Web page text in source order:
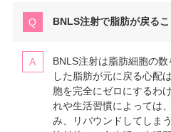
BNLS注射で脂肪が戻る
BNLS注射は脂肪細胞の
した脂肪が元に戻る心配
胞を完全にゼロにするわ
れや生活習慣によっては
み、リバウンドしてしま